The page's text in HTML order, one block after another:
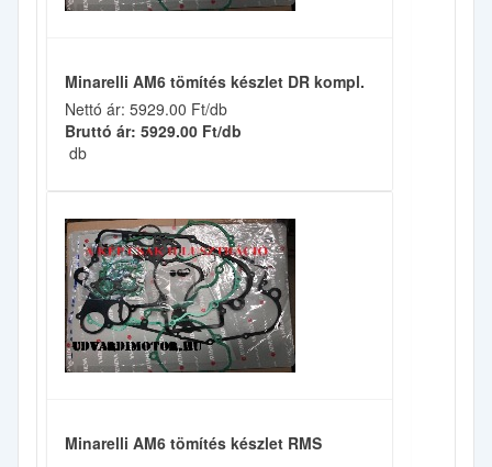
Minarelli AM6 tömítés készlet DR kompl.
Nettó ár: 5929.00 Ft/db
Bruttó ár: 5929.00 Ft/db
db
Minarelli AM6 tömítés készlet RMS